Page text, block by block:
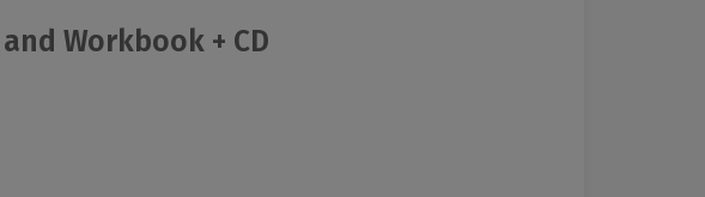
Workbook + CD